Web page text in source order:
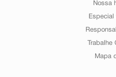
Nossa
Especial
Trabalhe
Mapa